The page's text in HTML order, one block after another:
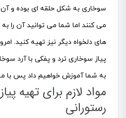
سوخاری به شکل حلقه ای بوده و آن
می کنند اما شما می توانید آن را
های دلخواه دیگر نیز تهیه کنید.
پیاز سوخاری ترد و پفکی با آرد
به شما آموزش خواهیم داد پس با
مواد لازم برای تهیه
رستورانی